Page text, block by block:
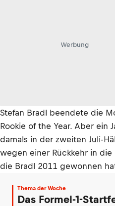
Werbung
Stefan Bradl beendete die
Rookie of the Year. Aber ein
damals in der zweiten Juli-
wegen einer Rückkehr in
die Bradl 2011 gewonnen
Thema der Woche
Das Formel-1-